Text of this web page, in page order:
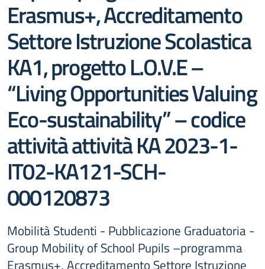
Erasmus+, Accreditamento
Settore Istruzione Scolastica
KA1, progetto L.O.V.E –
“Living Opportunities Valuing
Eco-sustainability” – codice
attività attività KA 2023-1-
IT02-KA121-SCH-
000120873
Mobilità Studenti - Pubblicazione Graduatoria -
Group Mobility of School Pupils –programma
Erasmus+, Accreditamento Settore Istruzione